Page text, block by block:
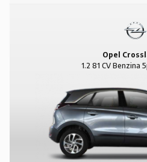
Opel
1.2 81 CV Benzina